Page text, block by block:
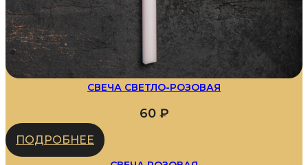
СВЕЧА СВЕТЛО-РОЗОВАЯ
60 ₽
ПОДРОБНЕЕ